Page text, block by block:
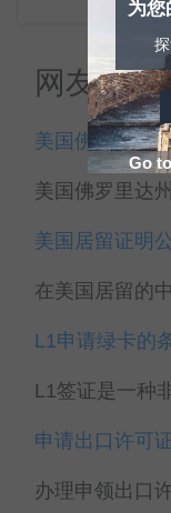
网友热点
美国佛罗里达
美国佛罗里达
美国居留证明
在美国居留的
L1申请绿卡的
L1签证是一种
申请出口许可
办理申领出口
为您
Go